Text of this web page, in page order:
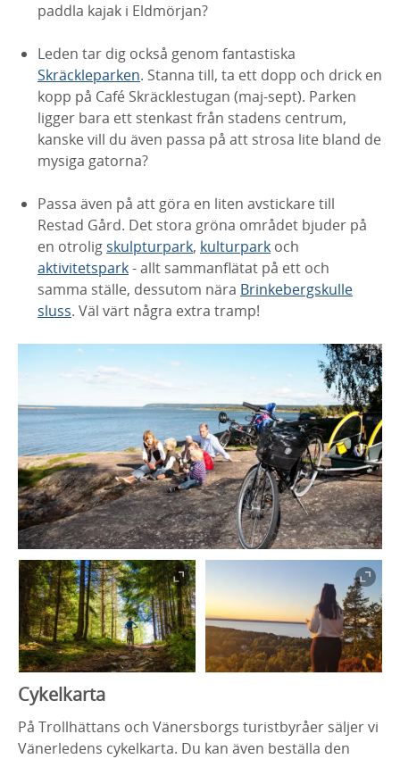
paddla kajak i Eldmörjan?
Leden tar dig också genom fantastiska
Skräckleparken. Stanna till, ta ett dopp och drick en
kopp på Café Skräcklestugan (maj-sept). Parken
ligger bara ett stenkast från stadens centrum,
kanske vill du även passa på att strosa lite bland de
mysiga gatorna?
Passa även på att göra en liten avstickare till
Restad Gård. Det stora gröna området bjuder på
en otrolig skulpturpark, kulturpark och
aktivitetspark- allt sammanflätat på ett och
samma ställe, dessutom nära Brinkebergskulle
sluss. Väl värt några extra tramp!
Cykelkarta
På Trollhättans och Vänersborgs turistbyråer säljer vi
Vänerledens cykelkarta. Du kan även beställa den